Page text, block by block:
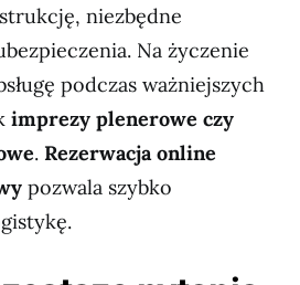
niezbędne
Na życzenie
podczas ważniejszych
imprezy plenerowe czy
. Rezerwacja online
pozwala szybko